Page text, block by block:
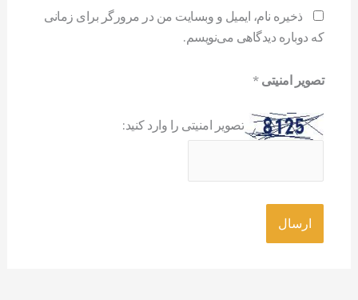
ذخیره نام، ایمیل و وبسایت من در مرورگر برای زمانی
که دوباره دیدگاهی می‌نویسم.
تصویر امنیتی*
تصویر امنیتی را وارد کنید: